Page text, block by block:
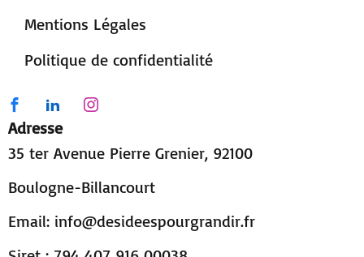
Mentions Légales
Politique de confidentialité
Adresse
35 ter Avenue Pierre Grenier, 92100
Boulogne-Billancourt
Email: info@desideespourgrandir.fr